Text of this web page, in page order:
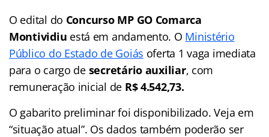
O edital do Concurso MP GO Comarca
Montividiu está em andamento. O Ministério
Público do Estado de Goiás oferta 1 vaga imediata
para o cargo de secretário auxiliar, com
remuneração inicial de R$ 4.542,73.
O gabarito preliminar foi disponibilizado. Veja em
“situação atual”. Os dados também poderão ser